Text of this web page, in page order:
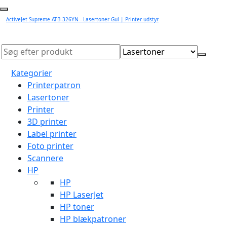
ActiveJet Supreme ATB-326YN - Lasertoner Gul | Printer udstyr
Kategorier
Printerpatron
Lasertoner
Printer
3D printer
Label printer
Foto printer
Scannere
HP
HP
HP LaserJet
HP toner
HP blækpatroner